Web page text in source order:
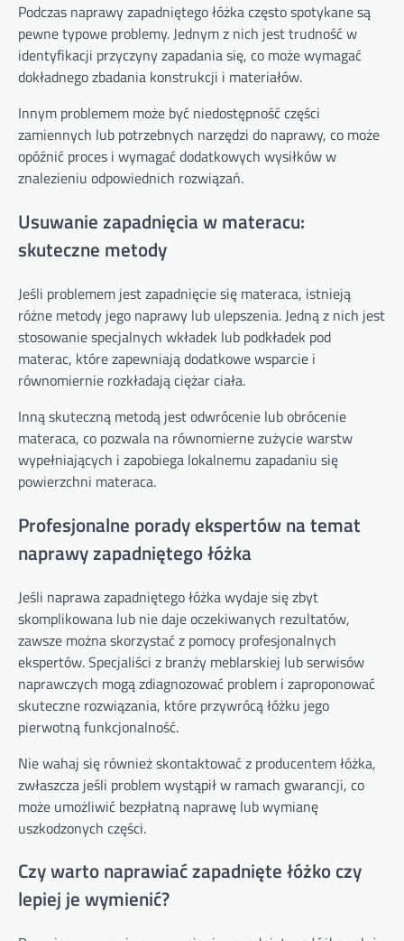
Podczas naprawy zapadniętego łóżka często spotykane są
pewne typowe problemy. Jednym z nich jest trudność w
identyfikacji przyczyny zapadania się, co może wymagać
dokładnego zbadania konstrukcji i materiałów.
Innym problemem może być niedostępność części
zamiennych lub potrzebnych narzędzi do naprawy, co może
opóźnić proces i wymagać dodatkowych wysiłków w
znalezieniu odpowiednich rozwiązań.
Usuwanie zapadnięcia w materacu:
skuteczne metody
Jeśli problemem jest zapadnięcie się materaca, istnieją
różne metody jego naprawy lub ulepszenia. Jedną z nich jest
stosowanie specjalnych wkładek lub podkładek pod
materac, które zapewniają dodatkowe wsparcie i
równomiernie rozkładają ciężar ciała.
Inną skuteczną metodą jest odwrócenie lub obrócenie
materaca, co pozwala na równomierne zużycie warstw
wypełniających i zapobiega lokalnemu zapadaniu się
powierzchni materaca.
Profesjonalne porady ekspertów na temat
naprawy zapadniętego łóżka
Jeśli naprawa zapadniętego łóżka wydaje się zbyt
skomplikowana lub nie daje oczekiwanych rezultatów,
zawsze można skorzystać z pomocy profesjonalnych
ekspertów. Specjaliści z branży meblarskiej lub serwisów
naprawczych mogą zdiagnozować problem i zaproponować
skuteczne rozwiązania, które przywrócą łóżku jego
pierwotną funkcjonalność.
Nie wahaj się również skontaktować z producentem łóżka,
zwłaszcza jeśli problem wystąpił w ramach gwarancji, co
może umożliwić bezpłatną naprawę lub wymianę
uszkodzonych części.
Czy warto naprawiać zapadnięte łóżko czy
lepiej je wymienić?